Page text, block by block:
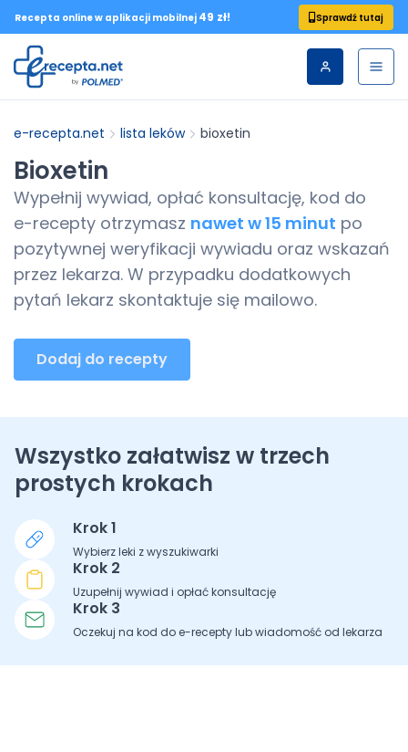
Recepta online w aplikacji mobilnej 49 zł! Sprawdź tutaj
e-recepta.net lista leków bioxetin
Bioxetin
Wypełnij wywiad, opłać konsultację, kod do
e-recepty otrzymasz nawet w 15 minut po
pozytywnej weryfikacji wywiadu oraz wskazań
przez lekarza. W przypadku dodatkowych
pytań lekarz skontaktuje się mailowo.
Dodaj do recepty
Wszystko załatwisz w trzech
prostych krokach
Krok 1
Wybierz leki z wyszukiwarki
Krok 2
Uzupełnij wywiad i opłać konsultację
Krok 3
Oczekuj na kod do e-recepty lub wiadomość od lekarza